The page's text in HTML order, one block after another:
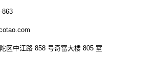
863
区中江路 858 号奇富大楼 805 室